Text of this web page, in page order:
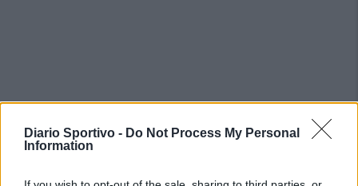
Diario Sportivo - Do Not Process My Personal
Information